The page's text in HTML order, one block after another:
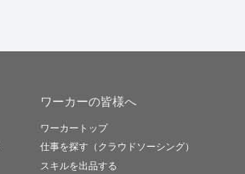
ワーカーの皆様へ
ワーカートップ
仕事を探す（クラウドソーシング）
スキルを出品する